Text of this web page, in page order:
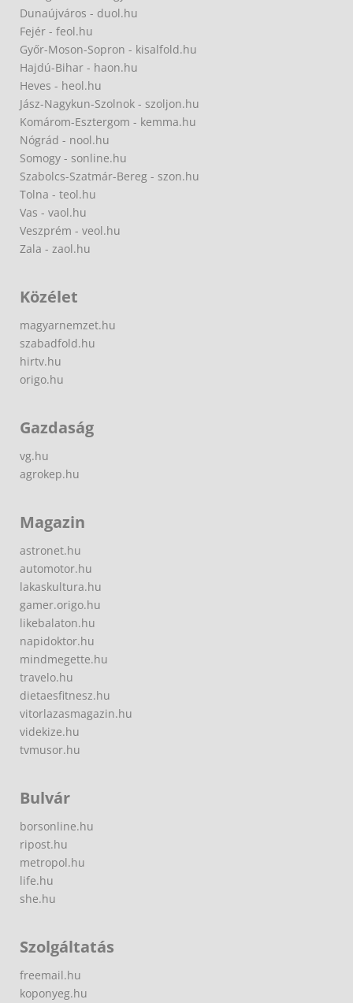
Dunaújváros - duol.hu
Fejér - feol.hu
Győr-Moson-Sopron - kisalfold.hu
Hajdú-Bihar - haon.hu
Heves - heol.hu
Jász-Nagykun-Szolnok - szoljon.hu
Komárom-Esztergom - kemma.hu
Nógrád - nool.hu
Somogy - sonline.hu
Szabolcs-Szatmár-Bereg - szon.hu
Tolna - teol.hu
Vas - vaol.hu
Veszprém - veol.hu
Zala - zaol.hu
Közélet
magyarnemzet.hu
szabadfold.hu
hirtv.hu
origo.hu
Gazdaság
vg.hu
agrokep.hu
Magazin
astronet.hu
automotor.hu
lakaskultura.hu
gamer.origo.hu
likebalaton.hu
napidoktor.hu
mindmegette.hu
travelo.hu
dietaesfitnesz.hu
vitorlazasmagazin.hu
videkize.hu
tvmusor.hu
Bulvár
borsonline.hu
ripost.hu
metropol.hu
life.hu
she.hu
Szolgáltatás
freemail.hu
koponyeg.hu